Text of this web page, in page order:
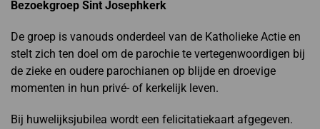
Bezoekgroep Sint Josephkerk
De groep is vanouds onderdeel van de Katholieke Actie en
stelt zich ten doel om de parochie te vertegenwoordigen bij
de zieke en oudere parochianen op blijde en droevige
momenten in hun privé- of kerkelijk leven.
Bij huwelijksjubilea wordt een felicitatiekaart afgegeven.